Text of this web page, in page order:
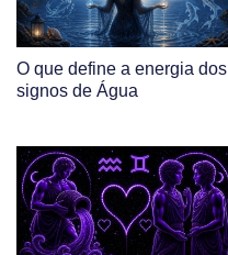
O que define a energia dos
signos de Água